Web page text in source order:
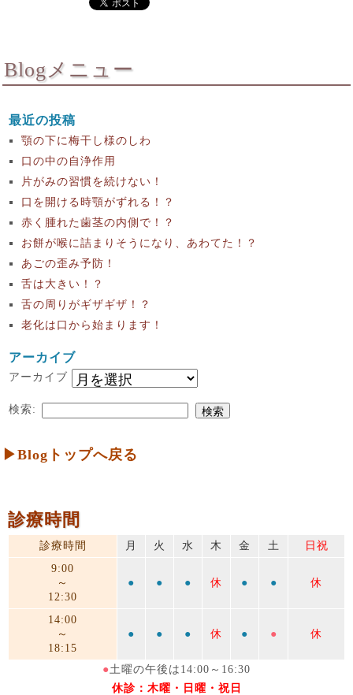
Blogメニュー
最近の投稿
顎の下に梅干し様のしわ
口の中の自浄作用
片がみの習慣を続けない！
口を開ける時顎がずれる！？
赤く腫れた歯茎の内側で！？
お餅が喉に詰まりそうになり、あわてた！？
あごの歪み予防！
舌は大きい！？
舌の周りがギザギザ！？
老化は口から始まります！
アーカイブ
アーカイブ
検索:
▶Blogトップへ戻る
診療時間
診療時間 月 火 水 木 金 土
日祝
9:00
～
12:30
● ● ● 休 ● ● 休
14:00
～
18:15
● ● ● 休 ● ● 休
●土曜の午後は14:00～16:30
休診：木曜・日曜・祝日